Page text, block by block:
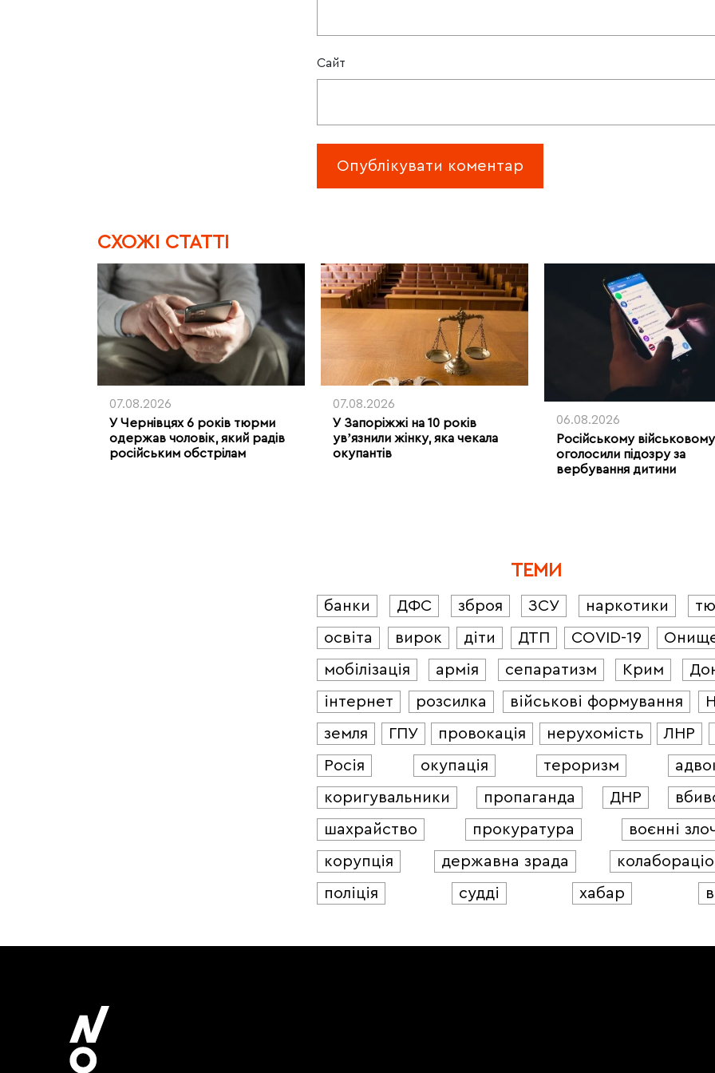
Сайт
CХОЖІ СТАТТІ
07.08.2026
У Чернівцях 6 років тюрми
одержав чоловік, який радів
російським обстрілам
07.08.2026
У Запоріжжі на 10 років
увʼязнили жінку, яка чекала
окупантів
06.08.2026
Російському військовому
оголосили підозру за
вербування дитини
ТЕМИ
банки ДФС зброя ЗСУ наркотики
освіта
вирок діти ДТП COVID-19
мобілізація
армія сепаратизм Крим
інтернет
розсилка військові формування
земля
ГПУ провокація нерухомість
ЛНР
Росія
окупація тероризм
коригувальники
пропаганда ДНР
шахрайство
прокуратура
воєнні
корупція
державна зрада
поліція
судді хабар